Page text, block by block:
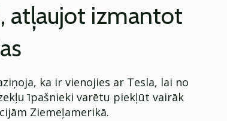
atļaujot izmantot
ka ir vienojies ar Tesla, lai no
īpašnieki varētu piekļūt vairāk
Ziemeļamerikā.